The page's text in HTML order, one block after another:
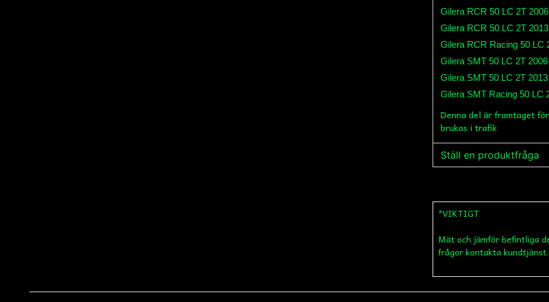
Gilera RCR 50 LC 2T
Gilera RCR 50 LC 2T
Gilera RCR Racing 50 LC
Gilera SMT 50 LC 2T
Gilera SMT 50 LC 2T
Gilera SMT Racing 50 LC
Denna del är framtaget
brukas i trafik
Ställ en produktfråga
name
Namn
*VIKTIGT
Mät och jämför befintliga
frågor kontakta kundtjänst.